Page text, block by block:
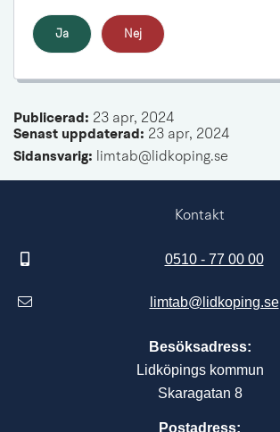
Ja Nej
Publicerad: 23 apr, 2024
Senast uppdaterad: 23 apr, 2024
Sidansvarig: limtab@lidkoping.se
Kontakt
0510 - 77 00 00
limtab@lidkoping.se
Besöksadress:
Lidköpings kommun
Skaragatan 8
Postadress: